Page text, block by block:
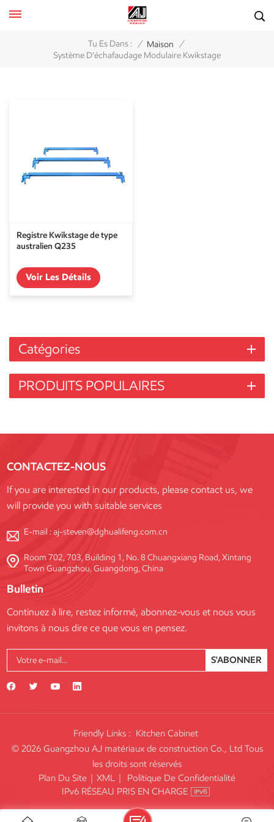
Tu Es Dans : / Maison /
Système D'échafaudage Modulaire Kwikstage
Registre Kwikstage de type
australien Q235
Voir Les Détails
Catégories
PRODUITS POPULAIRES
CONTACTEZ-NOUS
If you are interested in our products, please contact us, we
will provide you with suitable services
E-mail :aj-steven@dghualifeng.com.cn
Room 702, 703, Building 1, No. 8 Chuangxiang Road, Xintang
Town Guangzhou, Guangdong, China
Bulletin
Continuez à lire, restez informé, abonnez-vous et nous vous
invitons à nous dire ce que vous en pensez.
S'ABONNER
Friendly Links : Kitchen Cabinet
© 2026 Guangzhou AJ matériaux de construction Co., Ltd Tous
les droits sont réservés
Plan Du Site | XML |
Politique De Confidentialité
IPv6 RÉSEAU PRIS EN CHARGE